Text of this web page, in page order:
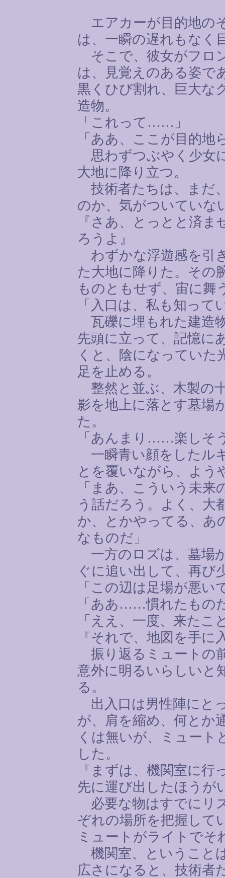
エアカーが目的地の
は、一瞬の遅れもなく
そこで、彼女がフロ
は、見覚えのある姿で
黒くひび割れ、巨大な
造物。
「これって …… 」
「ああ、ここが目的地
思わずつぶやく少女
大地に降り立つ。
技術者たちは、まだ
のか、気がついていな
『さあ、とっとと済
ろうよ』
わずかな浮遊感を引
た大地に降りた。その
ものともせず、宙に舞
「入口は、私も知っ
瓦礫に埋もれた建造
先頭に立って、記憶に
くと、陰になっていた
足を止める。
整然と並ぶ、木製の
影を地上に落とす墓場
た。
「あんまり ……楽しそ
一瞬青い顔をしたル
とを覆いながら、よう
「まあ、こういう未
う話だろう。よく、大
か、とかやってる、あ
なものだ」
一方のロズは、墓場
ぐに追い出して、再び
「この辺は足場が悪
「ああ ……慣れたもの
「ええ、一度、来たこ
『それで、地図を手に
振り返るミュートの
意外に明るいらしいと
る。
出入口は男性陣にと
が、肩を縮め、何とか
くは無いが、ミュート
した。
『まずは、機関室に
先に運び出したほうが
必要な物はすでにリ
ぞれの場所を把握して
ミュートがライトでそ
機関室、ということ
広さになると、技術者